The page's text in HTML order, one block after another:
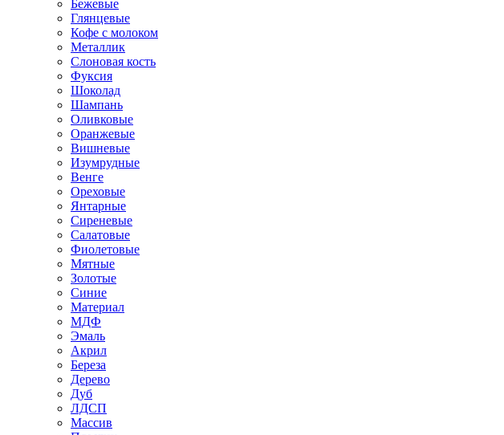
Бежевые
Глянцевые
Кофе с молоком
Металлик
Слоновая кость
Фуксия
Шоколад
Шампань
Оливковые
Оранжевые
Вишневые
Изумрудные
Венге
Ореховые
Янтарные
Сиреневые
Салатовые
Фиолетовые
Мятные
Золотые
Синие
Материал
МДФ
Эмаль
Акрил
Береза
Дерево
Дуб
ЛДСП
Массив